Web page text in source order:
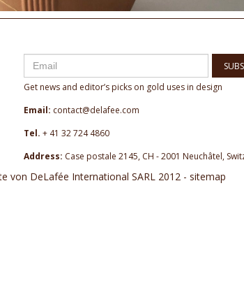
Get news and editor’s picks on gold uses in design
Email: contact@delafee.com
Tel. + 41 32 724 4860
Address: Case postale 2145, CH - 2001 Neuchâtel,
von DeLafée International SARL 2012 - sitemap